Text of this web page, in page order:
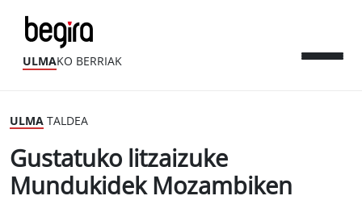
ULMAKO BERRIAK
ULMA TALDEA
Gustatuko litzaizuke
Mundukidek Mozambiken